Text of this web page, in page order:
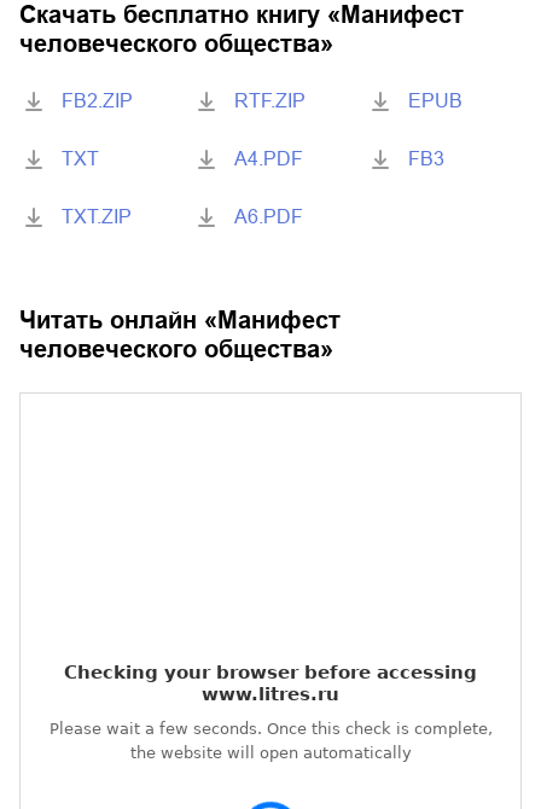
Скачать бесплатно книгу « Манифест
человеческого общества»
FB2.ZIP
TXT
TXT.ZIP
RTF.ZIP
A4.PDF
A6.PDF
EPUB
FB3
Читать онлайн « Манифест
человеческого общества»